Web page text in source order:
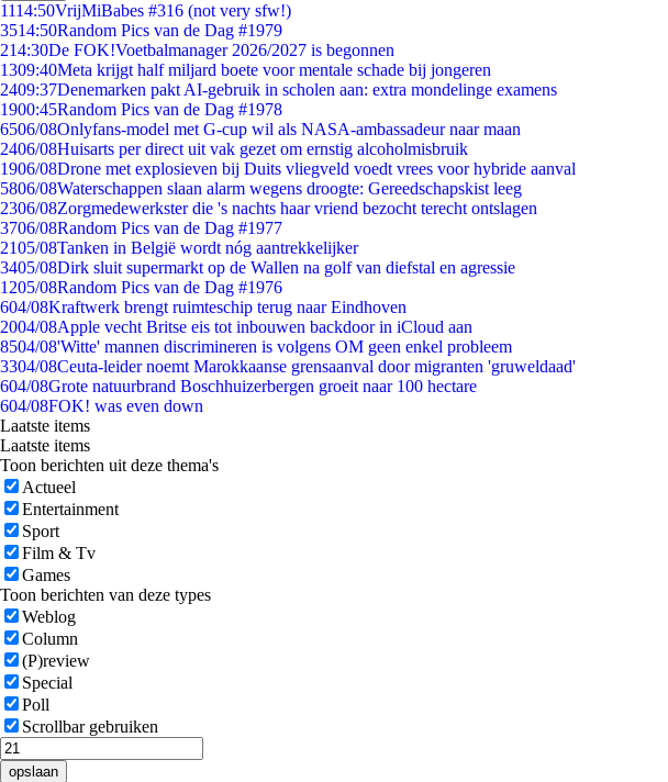
1114:50VrijMiBabes #316 (not very sfw!)
3514:50Random Pics van de Dag #1979
214:30De FOK!Voetbalmanager 2026/2027 is begonnen
1309:40Meta krijgt half miljard boete voor mentale schade bij jongeren
2409:37Denemarken pakt AI-gebruik in scholen aan: extra mondelinge examens
1900:45Random Pics van de Dag #1978
6506/08Onlyfans-model met G-cup wil als NASA-ambassadeur naar maan
2406/08Huisarts per direct uit vak gezet om ernstig alcoholmisbruik
1906/08Drone met explosieven bij Duits vliegveld voedt vrees voor hybride aanval
5806/08Waterschappen slaan alarm wegens droogte: Gereedschapskist leeg
2306/08Zorgmedewerkster die 's nachts haar vriend bezocht terecht ontslagen
3706/08Random Pics van de Dag #1977
2105/08Tanken in België wordt nóg aantrekkelijker
3405/08Dirk sluit supermarkt op de Wallen na golf van diefstal en agressie
1205/08Random Pics van de Dag #1976
604/08Kraftwerk brengt ruimteschip terug naar Eindhoven
2004/08Apple vecht Britse eis tot inbouwen backdoor in iCloud aan
8504/08'Witte' mannen discrimineren is volgens OM geen enkel probleem
3304/08Ceuta-leider noemt Marokkaanse grensaanval door migranten 'gruweldaad'
604/08Grote natuurbrand Boschhuizerbergen groeit naar 100 hectare
604/08FOK! was even down
Laatste items
Laatste items
Toon berichten uit deze thema's
Actueel
Entertainment
Sport
Film & Tv
Games
Toon berichten van deze types
Weblog
Column
(P)review
Special
Poll
Scrollbar gebruiken
opslaan